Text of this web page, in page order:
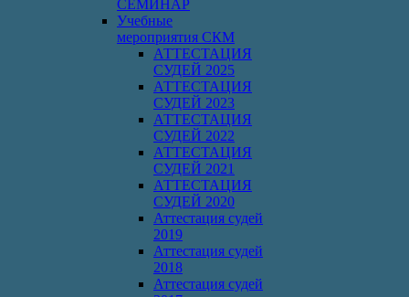
СЕМИНАР
Учебные
мероприятия СКМ
АТТЕСТАЦИЯ
СУДЕЙ 2025
АТТЕСТАЦИЯ
СУДЕЙ 2023
АТТЕСТАЦИЯ
СУДЕЙ 2022
АТТЕСТАЦИЯ
СУДЕЙ 2021
АТТЕСТАЦИЯ
СУДЕЙ 2020
Аттестация судей
2019
Аттестация судей
2018
Аттестация судей